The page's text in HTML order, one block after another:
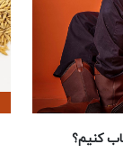
کنیم؟